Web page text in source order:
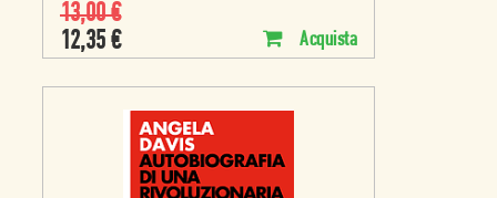
13,00€
12,35 € Acquista